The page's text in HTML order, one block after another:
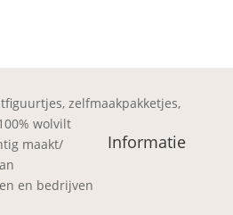
zelfmaakpakketjes,
wolvilt
maakt/
en bedrijven
Informatie